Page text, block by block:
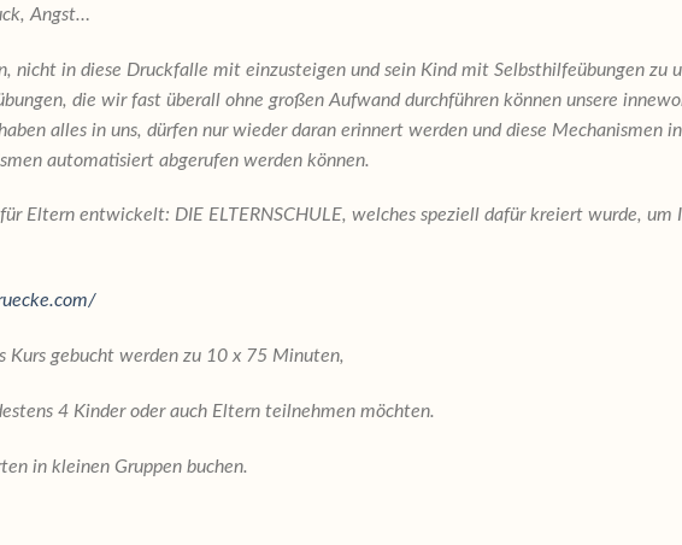
Angst…
nicht in diese Druckfalle mit einzusteigen und sein Kind mit
die wir fast überall ohne großen Aufwand durchführen können unsere
alles in uns, dürfen nur wieder daran erinnert werden und diese Mechanismen
automatisiert abgerufen werden können.
Eltern entwickelt: DIE ELTERNSCHULE, welches speziell dafür kreiert wurde,
Kurs gebucht werden zu 10 x 75 Minuten,
4 Kinder oder auch Eltern teilnehmen möchten.
in kleinen Gruppen buchen.